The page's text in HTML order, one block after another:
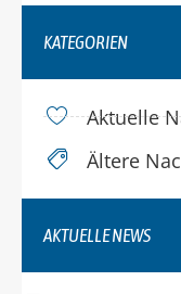
KATEGORIEN
Aktuelle
Ältere
AKTUELLE NEWS